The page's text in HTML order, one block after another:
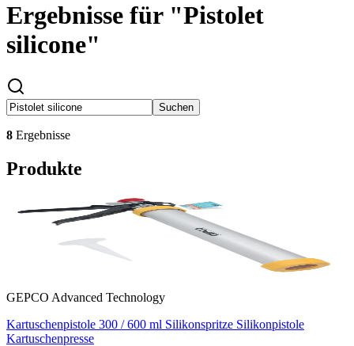
Ergebnisse für "Pistolet
silicone"
Suchen
8 Ergebnisse
Produkte
GEPCO Advanced Technology
Kartuschenpistole 300 / 600 ml Silikonspritze Silikonpistole
Kartuschenpresse